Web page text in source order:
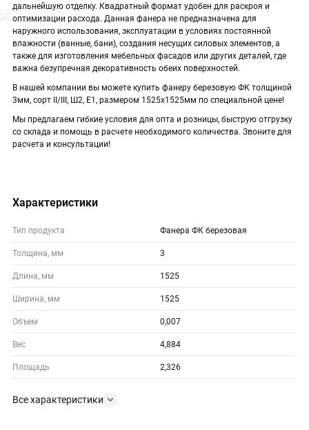
дальнейшую отделку. Квадратный формат удобен для раскроя и
оптимизации расхода. Данная фанера не предназначена для
наружного использования, эксплуатации в условиях постоянной
влажности (ванные, бани), создания несущих силовых элементов, а
также для изготовления мебельных фасадов или других деталей, где
важна безупречная декоративность обеих поверхностей.
В нашей компании вы можете купить фанеру березовую ФК толщиной
3мм, сорт II/III, Ш2, Е1, размером 1525х1525мм по специальной цене!
Мы предлагаем гибкие условия для опта и розницы, быструю отгрузку
со склада и помощь в расчете необходимого количества. Звоните для
расчета и консультации!
Характеристики
Тип продукта Фанера ФК березовая
Толщина, мм 3
Длина, мм 1525
Ширина, мм 1525
Объем 0,007
Вес 4,884
Площадь 2,326
Все характеристики